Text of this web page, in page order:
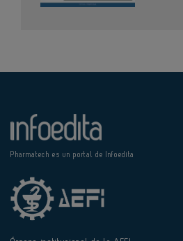
Pharmatech es un portal de Infoedita